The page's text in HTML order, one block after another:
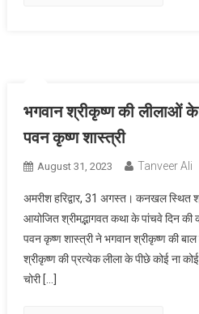
भगवान श्रीकृष्ण की लीलाओं
पवन कृष्ण शास्त्री
August 31, 2023 Tanveer Ali
अमरीश हरिद्वार, 31 अगस्त। कनखल स्थित
आयोजित श्रीमद्भागवत कथा के पांचवे दिन की
पवन कृष्ण शास्त्री ने भगवान श्रीकृष्ण की
श्रीकृष्ण की प्रत्येक लीला के पीछे कोई ना
चोरी […]